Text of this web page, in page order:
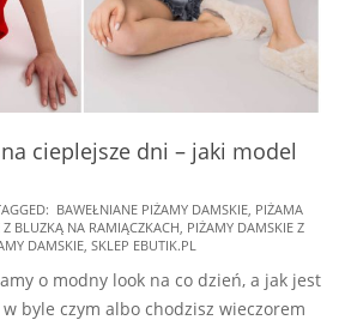
cieplejsze dni – jaki model
BAWEŁNIANE PIŻAMY DAMSKIE PIŻAMA
BLUZKĄ NA RAMIĄCZKACH PIŻAMY DAMSKIE Z
DAMSKIE SKLEP EBUTIK.PL
o modny look na co dzień, a jak jest
byle czym albo chodzisz wieczorem